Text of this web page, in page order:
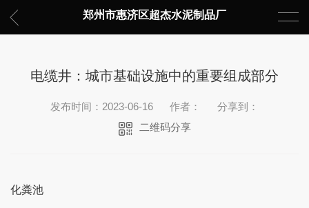
郑州市惠济区超杰水泥制品厂
电缆井：城市基础设施中的重要组成部分
发布时间：2023-06-16 作者：
分享到：
二维码分享
化粪池